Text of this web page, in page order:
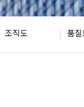
조직도 품